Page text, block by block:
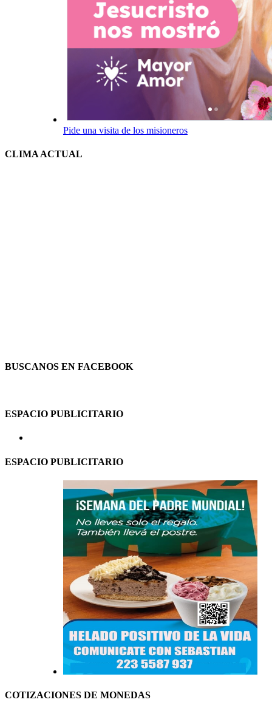
Pide una visita de los misioneros
CLIMA ACTUAL
BUSCANOS EN FACEBOOK
ESPACIO PUBLICITARIO
ESPACIO PUBLICITARIO
COTIZACIONES DE MONEDAS